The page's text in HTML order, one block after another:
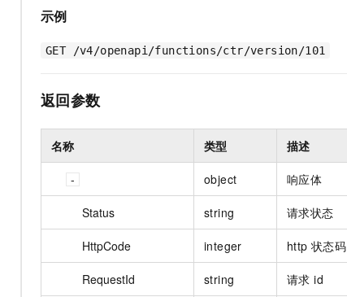
示例
GET /v4/openapi/functions/ctr/version/101
返回参数
名称 类型 描述
object 响应体
Status string 请求状态
HttpCode integer http 状态码
RequestId string 请求 id